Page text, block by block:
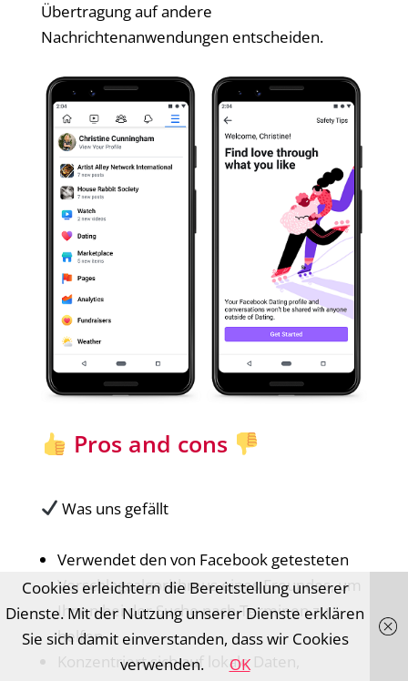
Übertragung auf andere
Nachrichtenanwendungen entscheiden.
Pros and cons
Was uns gefällt
Verwendet den von Facebook getesteten
Vorschlagsalgorithmus eines Freundes, um
Ihnen bei der Suche nach Terminen zu
helfen
Konzentriert sich auf lokale Daten,
Cookies erleichtern die Bereitstellung unserer
Dienste. Mit der Nutzung unserer Dienste erklären
Sie sich damit einverstanden, dass wir Cookies
verwenden.
OK